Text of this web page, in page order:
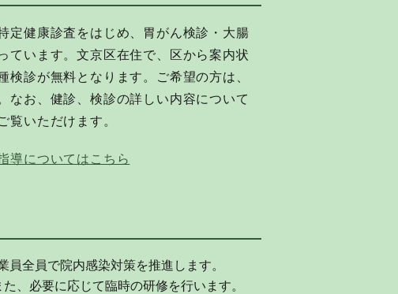
定健康診査をはじめ、胃がん検診・大腸
ています。文京区在住で、区から案内状
検診が無料となります。ご希望の方は、
なお、健診、検診の詳しい内容について
覧いただけます。
導についてはこちら
全員で院内感染対策を推進します。
、必要に応じて臨時の研修を行います。